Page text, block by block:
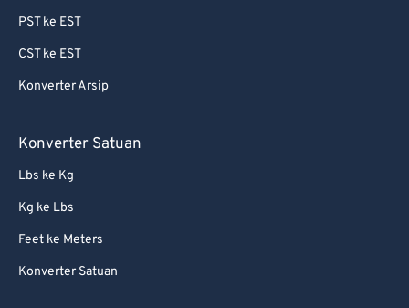
PST ke EST
CST ke EST
Konverter Arsip
Konverter Satuan
Lbs ke Kg
Kg ke Lbs
Feet ke Meters
Konverter Satuan